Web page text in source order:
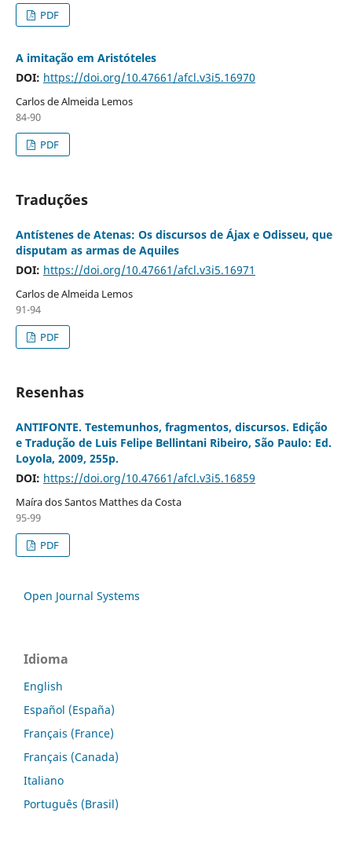
PDF
A imitação em Aristóteles
DOI: https://doi.org/10.47661/afcl.v3i5.16970
Carlos de Almeida Lemos
84-90
PDF
Traduções
Antístenes de Atenas: Os discursos de Ájax e Odisseu, que
disputam as armas de Aquiles
DOI: https://doi.org/10.47661/afcl.v3i5.16971
Carlos de Almeida Lemos
91-94
PDF
Resenhas
ANTIFONTE. Testemunhos, fragmentos, discursos. Edição
e Tradução de Luis Felipe Bellintani Ribeiro, São Paulo: Ed.
Loyola, 2009, 255p.
DOI: https://doi.org/10.47661/afcl.v3i5.16859
Maíra dos Santos Matthes da Costa
95-99
PDF
Open Journal Systems
Idioma
English
Español (España)
Français (France)
Français (Canada)
Italiano
Português (Brasil)